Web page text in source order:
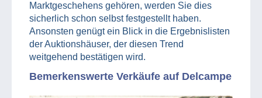
Marktgeschehens gehören, werden Sie dies
sicherlich schon selbst festgestellt haben.
Ansonsten genügt ein Blick in die Ergebnislisten
der Auktionshäuser, der diesen Trend
weitgehend bestätigen wird.
Bemerkenswerte Verkäufe auf Delcampe